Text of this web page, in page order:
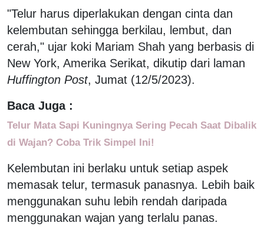
"Telur harus diperlakukan dengan cinta dan
kelembutan sehingga berkilau, lembut, dan
cerah," ujar koki Mariam Shah yang berbasis di
New York, Amerika Serikat, dikutip dari laman
Huffington Post, Jumat (12/5/2023).
Baca Juga :
Telur Mata Sapi Kuningnya Sering Pecah Saat Dibalik
di Wajan? Coba Trik Simpel Ini!
Kelembutan ini berlaku untuk setiap aspek
memasak telur, termasuk panasnya. Lebih baik
menggunakan suhu lebih rendah daripada
menggunakan wajan yang terlalu panas.